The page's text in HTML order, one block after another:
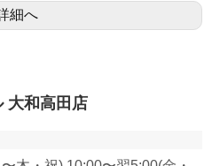
細へ
大和高田店